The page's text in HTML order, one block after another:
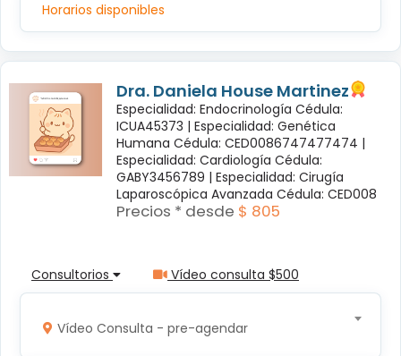
Horarios disponibles
Dra. Daniela House Martinez
Especialidad: Endocrinología Cédula:
ICUA45373 | Especialidad: Genética
Humana Cédula: CED0086747477474 |
Especialidad: Cardiología Cédula:
GABY3456789 | Especialidad: Cirugía
Laparoscópica Avanzada Cédula: CED008
Precios * desde $ 805
Consultorios Vídeo consulta $500
Vídeo Consulta - pre-agendar